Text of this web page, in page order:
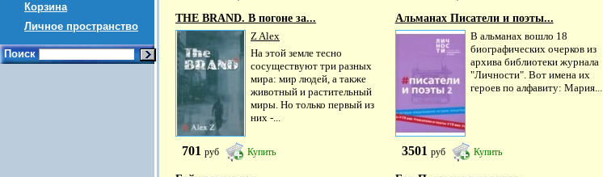
Корзина
Личное пространство
Поиск
THE BRAND. В погоне за...
Z Alex
На этой земле тесно
сосуществуют три разных
мира: мир людей, а также
животный и растительный
миры. Но только первый из
них -...
701 руб Купить
Альманах Писатели и поэты...
В альманах вошло 18
биографических очерков из
архива библиотеки журнала
"Личности". Вот имена их
героев по алфавиту: Мария...
3501 руб Купить